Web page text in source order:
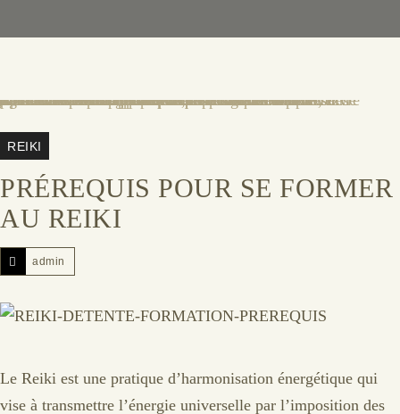
REIKI
PRÉREQUIS POUR SE FORMER
AU REIKI
admin
Le Reiki est une pratique d’harmonisation énergétique qui
vise à transmettre l’énergie universelle par l’imposition des